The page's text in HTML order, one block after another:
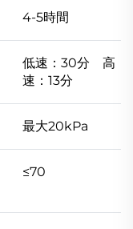
4-5時間
低速：30分 高
速：13分
最大20kPa
≤70